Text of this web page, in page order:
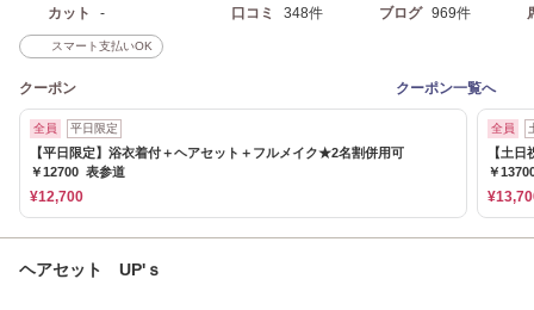
カット - 口コミ 348件 ブログ 969件
スマート支払いOK
クーポン クーポン一覧へ
全員 平日限定
【平日限定】浴衣着付＋ヘアセット＋フルメイク★2名割併用可
￥12700 表参道
¥12,700
全員
【土
￥
ヘアセット UP'ｓ